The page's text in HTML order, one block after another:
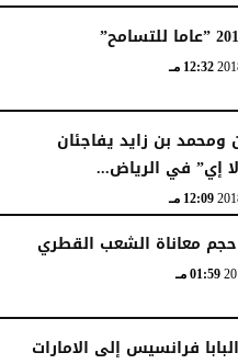
12:32 مـ
بن زايد يفاجئان
إي” في الرياض...
12:09 مـ
معاناة الشعب القطري
01:59 مـ
فرانسيس إلى الامارات